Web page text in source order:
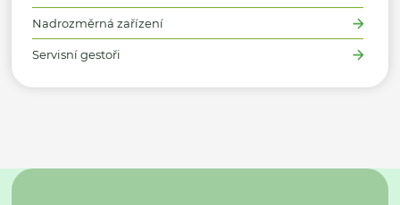
Nadrozměrná zařízení
Servisní gestoři